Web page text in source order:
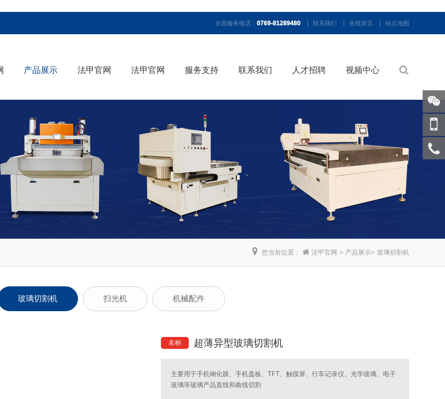
全国服务电话： 0769-81289480 联系我们 在线留言 站点地图
产品展示 法甲官网 法甲官网 服务支持 联系我们 人才招聘 视频中心
您当前位置： 法甲官网 > 产品展示> 玻璃切割机
玻璃切割机 扫光机 机械配件
名称 超薄异型玻璃切割机
主要用于手机钢化膜、手机盖板、TFT、触摸屏、行车记录仪、光学玻璃、电子
玻璃等玻璃产品直线和曲线切割
关注
微信
手机
访问